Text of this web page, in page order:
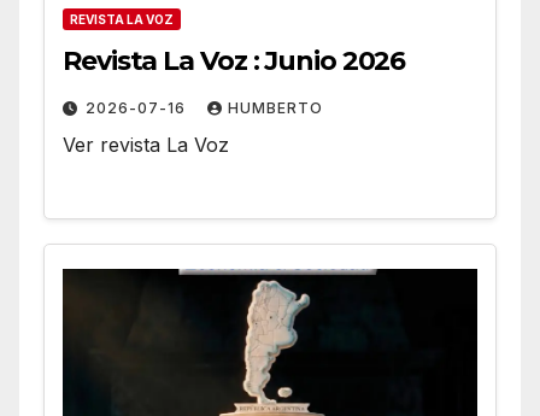
REVISTA LA VOZ
Revista La Voz : Junio 2026
2026-07-16 HUMBERTO
Ver revista La Voz